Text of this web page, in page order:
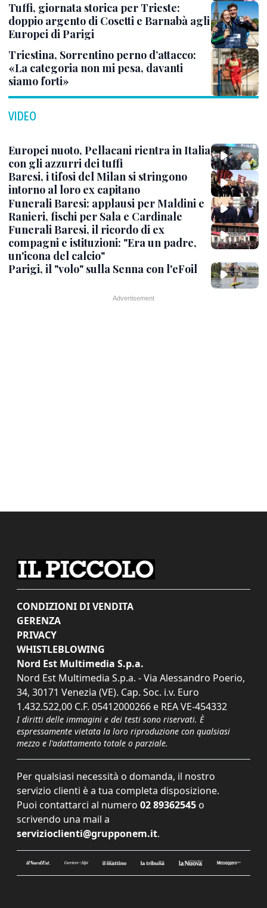
Tuffi, giornata storica per Trieste:
doppio argento di Cosetti e Barnabà agli
Europei di Parigi
Triestina, Sorrentino perno d’attacco:
«La categoria non mi pesa, davanti
siamo forti»
VIDEO
Europei nuoto, Pellacani rientra in Italia
con gli azzurri dei tuffi
Baresi, i tifosi del Milan si stringono
intorno al loro ex capitano
Funerali Baresi: applausi per Maldini e
Ranieri, fischi per Sala e Cardinale
Funerali Baresi, il ricordo di ex
compagni e istituzioni: "Era un padre,
un'icona del calcio"
Parigi, il "volo" sulla Senna con l'eFoil
CONDIZIONI DI VENDITA
GERENZA
PRIVACY
WHISTLEBLOWING
Nord Est Multimedia S.p.a.
Nord Est Multimedia S.p.a. - Via Alessandro Poerio,
34, 30171 Venezia (VE). Cap. Soc. i.v. Euro
1.432.522,00 C.F. 05412000266 e REA VE-454332
I diritti delle immagini e dei testi sono riservati. È
espressamente vietata la loro riproduzione con qualsiasi
mezzo e l'adattamento totale o parziale.
Per qualsiasi necessità o domanda, il nostro
servizio clienti è a tua completa disposizione.
Puoi contattarci al numero 02 89362545 o
scrivendo una mail a
servizioclienti@grupponem.it.